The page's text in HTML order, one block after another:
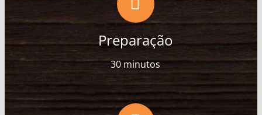
Preparação
30 minutos